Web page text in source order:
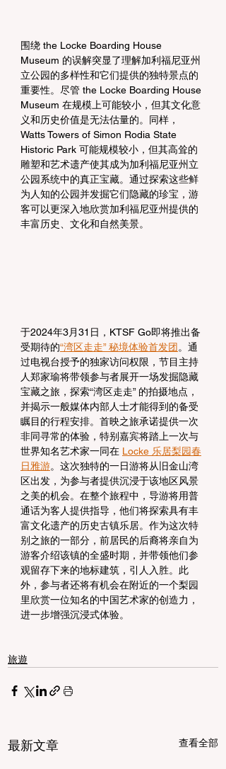
围绕 the Locke Boarding House
Museum 的误解突显了理解加利福尼亚州
立公园的多样性和它们提供的独特景点的
重要性。尽管 the Locke Boarding House
Museum 在规模上可能较小，但其文化意
义和历史价值是无法估量的。同样，
Watts Towers of Simon Rodia State
Historic Park 可能规模较小，但其高耸的
雕塑和艺术遗产使其成为加利福尼亚州立
公园系统中的真正宝藏。通过探索这些鲜
为人知的公园并发掘它们隐藏的珍宝，游
客可以更深入地欣赏加利福尼亚州提供的
丰富历史、文化和自然美景。
于2024年3月31日，KTSF Go即将推出备
受期待的“湾区走走” 秘境体验首发团。通
过电视台授予的独家访问权限，节目主持
人郑家瑜将带领参与者展开一场发掘隐藏
宝藏之旅，探索“湾区走走” 的拍摄地点，
并揭示一般媒体内部人士才能得到的备受
瞩目的行程安排。首映之旅承诺提供一次
非同寻常的体验，特别嘉宾将踏上一次与
世界知名艺术家一同在 Locke 乐居梨园春
日雅游。这次独特的一日游将从旧金山湾
区出发，为参与者提供沉浸于该地区风景
之美的机会。在整个旅程中，导游将用普
通话为客人提供指导，他们将探索具有丰
富文化遗产的历史古镇乐居。作为这次特
别之旅的一部分，前居民的后裔将亲自为
游客介绍该镇的全盛时期，并带领他们参
观留存下来的地标建筑，引人入胜。此
外，参与者还将有机会在附近的一个梨园
里欣赏一位知名的中国艺术家的创造力，
进一步增强沉浸式体验。
旅遊
最新文章 查看全部